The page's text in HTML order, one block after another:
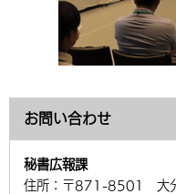
お問い合わせ
秘書広報課
住所： 〒871-8501 大分